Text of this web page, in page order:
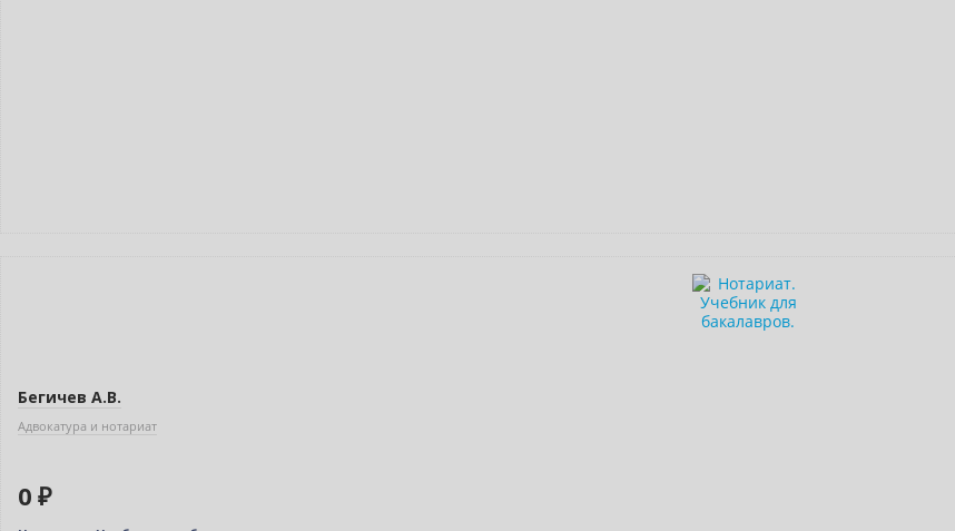
Бегичев А.В.
Адвокатура и нотариат
0 ₽